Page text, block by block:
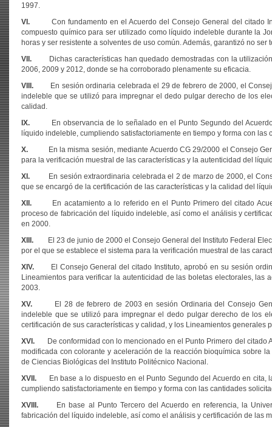
1997.
VI. Con fundamento en el Acuerdo del Consejo General del citado
compuesto químico para ser utilizado como líquido indeleble durante la
horas y ser resistente a solventes de uso común. Además, garantizó no
VII. Dichas características han quedado demostradas con la
2006, 2009 y 2012, donde se ha corroborado plenamente su eficacia.
VIII. En sesión ordinaria celebrada el 29 de febrero de 2000, el
indeleble que se utilizó para impregnar el dedo pulgar derecho de los
calidad.
IX. En observancia de lo señalado en el Punto Segundo del Acuerdo
líquido indeleble, cumpliendo satisfactoriamente en tiempo y forma con
X. En la misma sesión, mediante Acuerdo CG 29/2000 el Consejo
para la verificación muestral de las características y la autenticidad del
XI. En sesión extraordinaria celebrada el 2 de marzo de 2000, el
que se encargó de la certificación de las características y la calidad del
XII. En acatamiento a lo referido en el Punto Primero del citado
proceso de fabricación del líquido indeleble, así como el análisis y
en 2000.
XIII. El 23 de junio de 2000 el Consejo General del Instituto Federal
por el que se establece el sistema para la verificación muestral de las
XIV. El Consejo General del citado Instituto, aprobó en su sesión
Lineamientos para verificar la autenticidad de las boletas electorales,
2003.
XV. El 28 de febrero de 2003 en sesión Ordinaria del Consejo
indeleble que se utilizó para impregnar el dedo pulgar derecho de los
certificación de sus características y calidad, y los Lineamientos
XVI. De conformidad con lo mencionado en el Punto Primero del citado
modificada con colorante y aceleración de la reacción bioquímica sobre
de Ciencias Biológicas del Instituto Politécnico Nacional.
XVII. En base a lo dispuesto en el Punto Segundo del Acuerdo en cita,
cumpliendo satisfactoriamente en tiempo y forma con las cantidades
XVIII. En base al Punto Tercero del Acuerdo en referencia, la
fabricación del líquido indeleble, así como el análisis y certificación de las